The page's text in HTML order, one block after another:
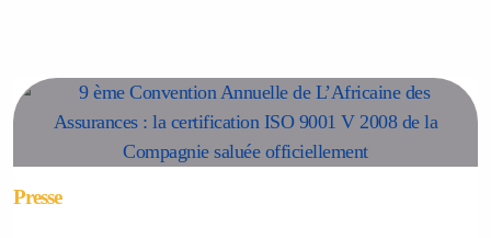
Presse